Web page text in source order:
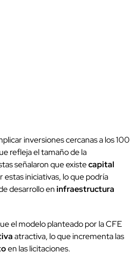
inversiones cercanas a los 100
refleja el tamaño de la
señalaron que existecapital
estas iniciativas, lo que podría
desarrollo eninfraestructura
el modelo planteado por la CFE
atractiva, lo que incrementa las
en las licitaciones.